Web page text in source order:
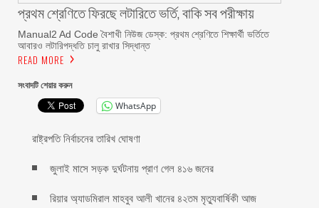
প্রথম শ্রেণিতে ফিরছে লটারিতে ভর্তি, বাকি সব পরীক্ষায়
Manual2 Ad Code বৈশাখী নিউজ ডেস্ক: প্রথম শ্রেণিতে শিক্ষার্থী ভর্তিতে
আবারও লটারিপদ্ধতি চালু রাখার সিদ্ধান্ত
READ MORE
সংবাদটি শেয়ার করুন
WhatsApp
রাষ্ট্রপতি নির্বাচনের তারিখ ঘোষণা
জুলাই মাসে সড়ক দুর্ঘটনায় প্রাণ গেল ৪১৬ জনের
রিয়ার অ্যাডমিরাল মাহবুব আলী খানের ৪২তম মৃত্যুবার্ষিকী আজ